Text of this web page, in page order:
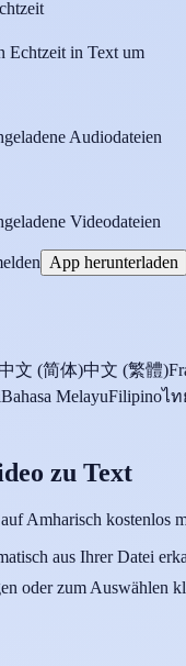
Echtzeit in Text um
Audiodateien
Videodateien
App herunterladen
文 (简体)中文 (繁體)
Bahasa MelayuFilipinoไท
zu Text
Amharisch kostenlos
aus Ihrer Datei
oder zum Auswählen